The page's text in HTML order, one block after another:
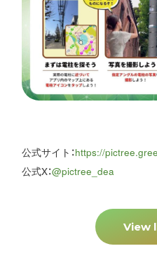
公式サイト：https://
公式X：@pictree_dea
View